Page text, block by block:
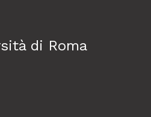
di Roma